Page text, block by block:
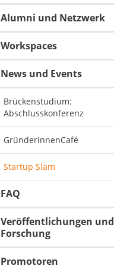
Alumni und Netzwerk
Workspaces
News und Events
Brückenstudium:
Abschlusskonferenz
GründerinnenCafé
Startup Slam
FAQ
Veröffentlichungen und
Forschung
Promotoren